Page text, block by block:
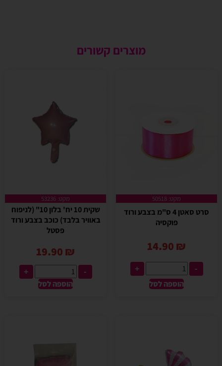
מוצרים קשורים
מקט: 50518
סרט סאטן 4 ס"מ בצבע ורוד
פוקסיה
14.90 ₪
-
+
הוספה לסל
מקט: 53236
שקית 10 יח' בלון 10" (לניפוח
באוויר בלבד) כוכב בצבע ורוד
פסטל
19.90 ₪
-
+
הוספה לסל